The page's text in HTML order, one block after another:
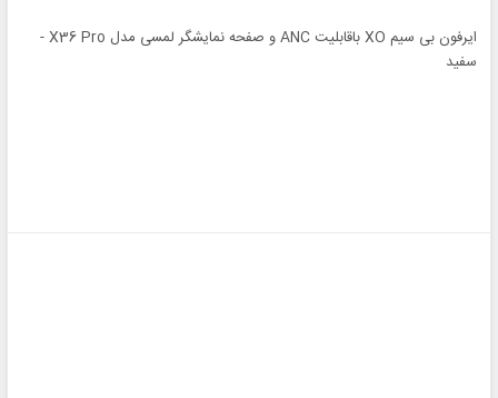
ایرفون بی سیم XO باقابلیت ANC و صفحه نمایشگر لمسی مدل X36 Pro -
سفید